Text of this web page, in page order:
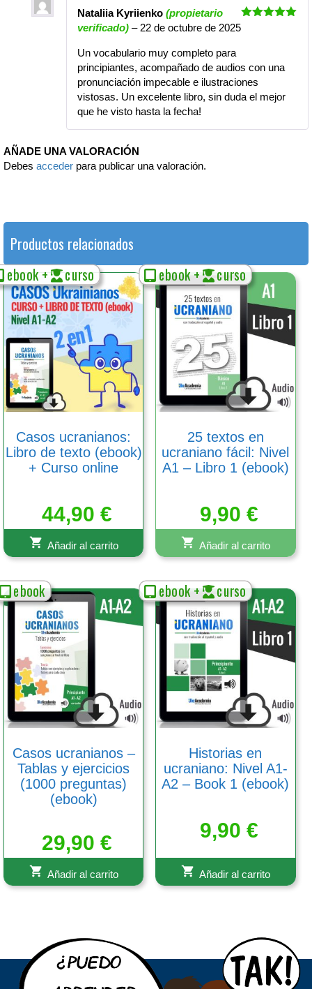
Nataliia Kyriienko (propietario
verificado) – 22 de octubre de 2025
Un vocabulario muy completo para
principiantes, acompañado de audios con una
pronunciación impecable e ilustraciones
vistosas. Un excelente libro, sin duda el mejor
que he visto hasta la fecha!
AÑADE UNA VALORACIÓN
Debes acceder para publicar una valoración.
Productos relacionados
ebook + curso
Casos ucranianos:
Libro de texto (ebook)
+ Curso online
44,90€
Añadir al carrito
ebook + curso
25 textos en
ucraniano fácil: Nivel
A1 – Libro 1 (ebook)
9,90 €
Añadir al carrito
ebook
Casos ucranianos –
Tablas y ejercicios
(1000 preguntas)
(ebook)
29,90€
Añadir al carrito
ebook + curso
Historias en
ucraniano: Nivel A1-
A2 – Book 1 (ebook)
9,90 €
Añadir al carrito